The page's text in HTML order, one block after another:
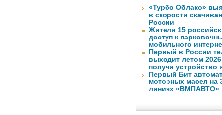
«Турбо Облако»
в скорости
России
Жители 15
доступ к
мобильного
Первый в России
выходит летом
получи устройство
Первый Бит
моторных масел на
линиях «ВМПАВТО»